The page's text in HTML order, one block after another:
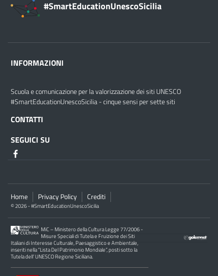
#SmartEducationUnescoSicilia
INFORMAZIONI
Scuola e comunicazione per la valorizzazione dei siti UNESCO
#SmartEducationUnescoSicilia - cinque sensi per sette siti
CONTATTI
SEGUICI SU
Home Privacy Policy Crediti
© 2026 - #SmartEducationUnescoSicilia
MiC – Ministero della Cultura Legge 77/2006 -
Misure Speciali di Tutela e Fruizione dei Siti
Italiani di Interesse Culturale, Paesaggistico e Ambientale,
inseriti nella “Lista Del Patrimonio Mondiale”, posti sotto la
Tutela dell’ UNESCO Regione Siciliana.